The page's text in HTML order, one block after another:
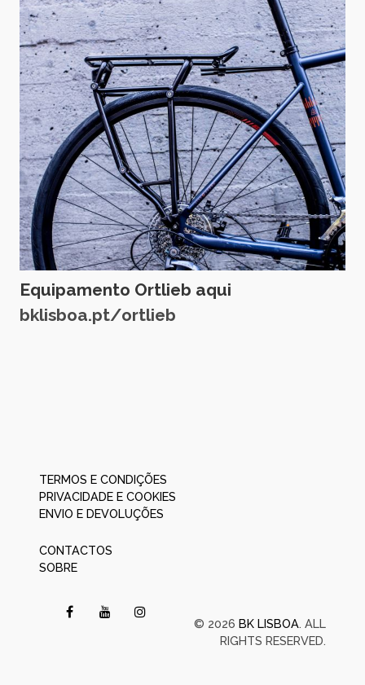
Equipamento Ortlieb aqui
bklisboa.pt/ortlieb
TERMOS E CONDIÇÕES
PRIVACIDADE E COOKIES
ENVIO E DEVOLUÇÕES
CONTACTOS
SOBRE
© 2026 BK LISBOA. ALL
RIGHTS RESERVED.